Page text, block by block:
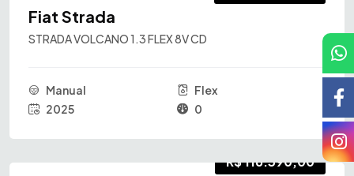
Fiat Strada
STRADA VOLCANO 1.3 FLEX 8V CD
Manual
Flex
2025
0
R$ 118.390,00